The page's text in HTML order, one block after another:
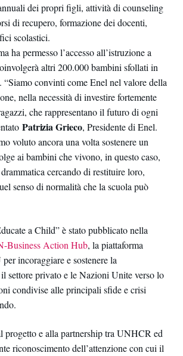
dei propri figli, attività di counseling
di recupero, formazione dei docenti,
scolastici.
ha permesso l’accesso all’istruzione a
altri 200.000 bambini sfollati in
convinti come Enel nel valore della
nella necessità di investire fortemente
che rappresentano il futuro di ogni
Patrizia Grieco, Presidente di Enel.
voluto ancora una volta sostenere un
ai bambini che vivono, in questo caso,
cercando di restituire loro,
senso di normalità che la scuola può
a Child” è stato pubblicato nella
Business Action Hub, la piattaforma
incoraggiare e sostenere la
settore privato e le Nazioni Unite verso lo
condivise alle principali sfide e crisi
progetto e alla partnership tra UNHCR ed
riconoscimento dell’attenzione con cui il